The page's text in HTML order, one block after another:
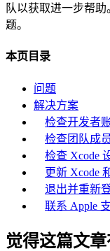
队以获取进一步帮
题。
本页目录
问题
解决方案
检查开发者
检查团队成
检查 Xcode
更新 Xcode
退出并重新
联系 Apple
觉得这篇文章